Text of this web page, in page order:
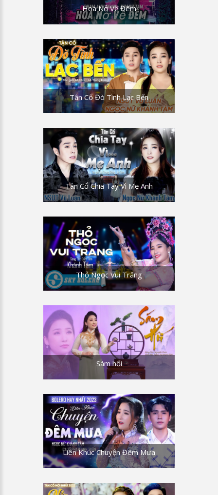
Hoa Nở Về Đêm
Tân Cổ Đò Tình Lạc Bến
Tân Cổ Chia Tay Vì Mẹ Anh
Thỏ Ngọc Vui Trăng
Sám hối
Liên Khúc Chuyện Đêm Mưa